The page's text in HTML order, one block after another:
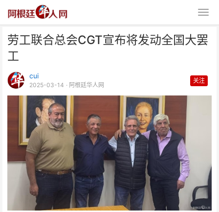
劳工联合总会CGT宣布将发动全国大罢
工
cui
2025-03-14 · 阿根廷华人网
关注
劳工联合总会CGT宣布将发动全
国大罢工